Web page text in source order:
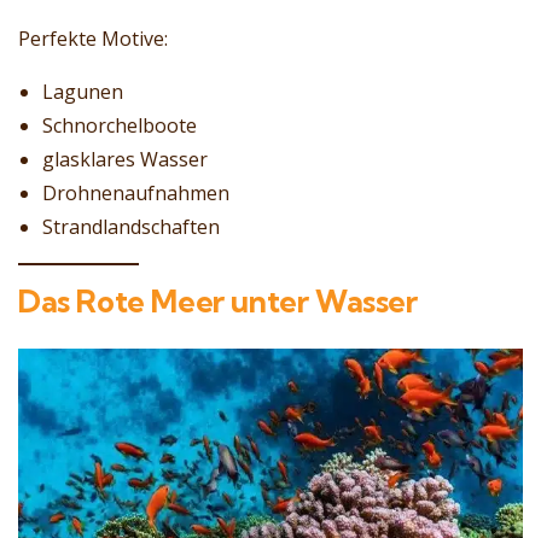
Perfekte Motive:
Lagunen
Schnorchelboote
glasklares Wasser
Drohnenaufnahmen
Strandlandschaften
Das Rote Meer unter Wasser